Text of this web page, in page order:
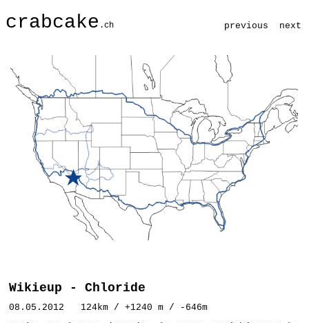
crabcake .ch previous next
Wikieup - Chloride
08.05.2012 124km / +1240 m / -646m